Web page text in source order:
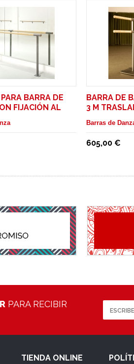
BARRA DE
FIJACIÓN AL
BARRA DE
3 M
Barras de
605,00 €
PARA RECIBIR
TIENDA ONLINE